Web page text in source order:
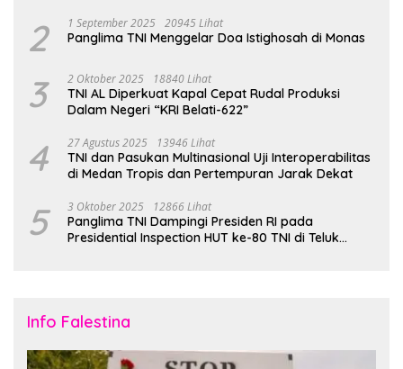
2 1 September 2025 20945 Lihat
Panglima TNI Menggelar Doa Istighosah di Monas
3 2 Oktober 2025 18840 Lihat
TNI AL Diperkuat Kapal Cepat Rudal Produksi
Dalam Negeri “KRI Belati-622”
4 27 Agustus 2025 13946 Lihat
TNI dan Pasukan Multinasional Uji Interoperabilitas
di Medan Tropis dan Pertempuran Jarak Dekat
5 3 Oktober 2025 12866 Lihat
Panglima TNI Dampingi Presiden RI pada
Presidential Inspection HUT ke-80 TNI di Teluk
Info Falestina